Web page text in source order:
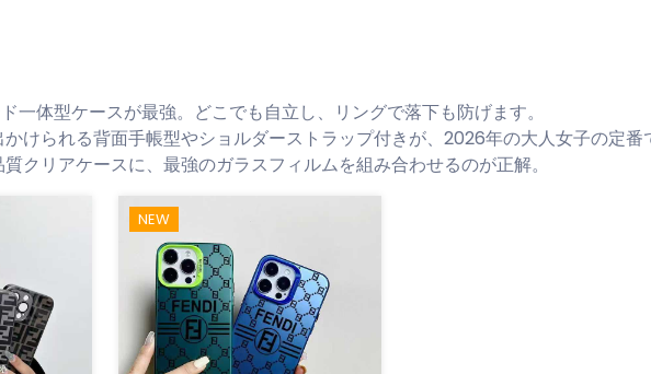
一体型ケースが最強。どこでも自立し、リングで落下も防げます。
けられる背面手帳型やショルダーストラップ付きが、2026年の大人女子の定番
クリアケースに、最強のガラスフィルムを組み合わせるのが正解。
NEW